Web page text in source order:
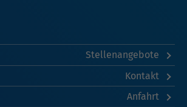
Stellenangebote
Kontakt
Anfahrt